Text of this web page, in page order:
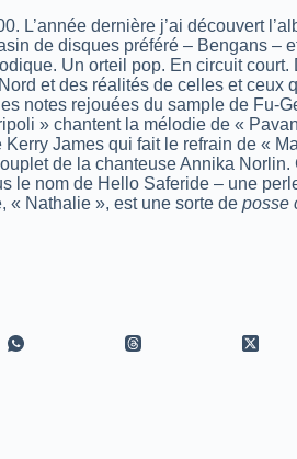
L’année dernière j’ai découvert
de disques préféré – Bengans –
Un orteil pop. En circuit
et des réalités de celles et
notes rejouées du sample de
» chantent la mélodie de «
James qui fait le refrain de «
de la chanteuse Annika
le nom de Hello Saferide – une
« Nathalie », est une sorte de posse